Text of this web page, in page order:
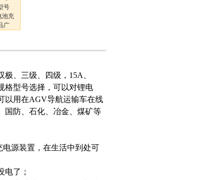
号
池充
广
、三级、四级，15A、
格型号选择，可以对锂电
以用在AGV导航运输车在线
国防、石化、冶金、煤矿等
源装置，在生活中到处可
了；